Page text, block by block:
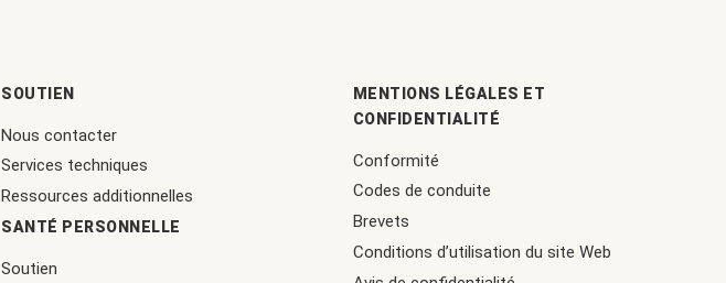
SOUTIEN
Nous contacter
Services techniques
Ressources additionnelles
SANTÉ PERSONNELLE
Soutien
MENTIONS LÉGALES ET
CONFIDENTIALITÉ
Conformité
Codes de conduite
Brevets
Conditions d’utilisation du site Web